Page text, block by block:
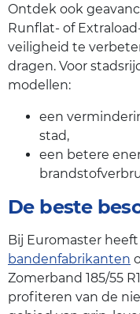
Ontdek ook
Runflat- of
veiligheid te
dragen. Voor
modellen:
een
stad,
een betere
De beste
Bij Euromaster
bandenfabrikanten
Zomerband 185/55
profiteren van de